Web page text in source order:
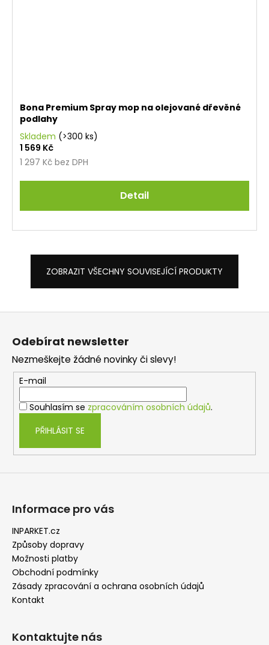
Bona Premium Spray mop na olejované dřevěné
podlahy
Skladem (>300 ks)
1 297 Kč bez DPH
1 569 Kč
Detail
ZOBRAZIT VŠECHNY SOUVISEJÍCÍ PRODUKTY
Odebírat newsletter
Nezmeškejte žádné novinky či slevy!
E-mail
Souhlasím se zpracováním osobních údajů.
PŘIHLÁSIT SE
Informace pro vás
INPARKET.cz
Způsoby dopravy
Možnosti platby
Obchodní podmínky
Zásady zpracování a ochrana osobních údajů
Kontakt
Kontaktujte nás